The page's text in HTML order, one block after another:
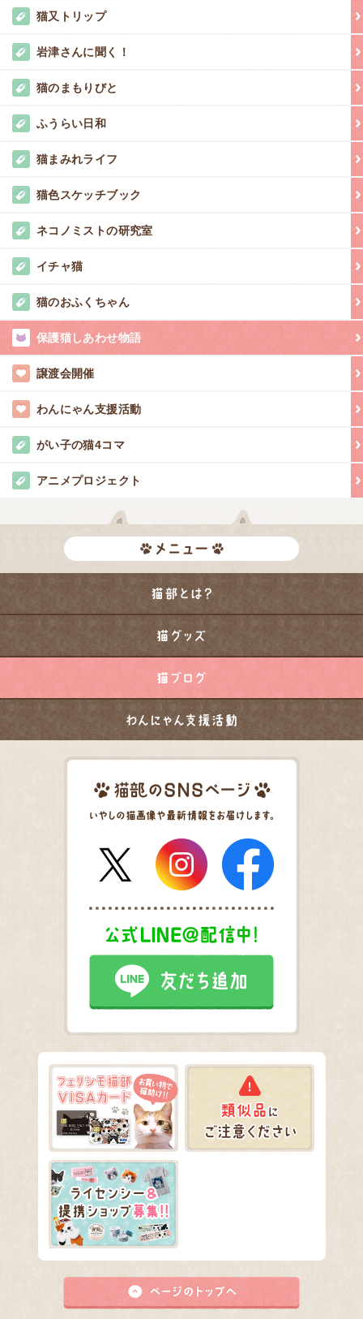
猫又トリップ
岩津さんに聞く！
猫のまもりびと
ふうらい日和
猫まみれライフ
猫色スケッチブック
ネコノミストの研究室
イチャ猫
猫のおふくちゃん
保護猫しあわせ物語
譲渡会開催
わんにゃん支援活動
がい子の猫4コマ
アニメプロジェクト